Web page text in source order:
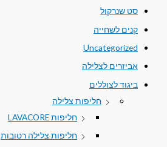
סט שנרקול
קנים לשחייה
Uncategorized
אביזרים לצלילה
ביגוד לצוללים
חליפות צלילה
חליפות LAVACORE
חליפות צלילה רטובות